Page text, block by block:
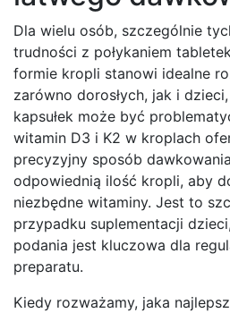
Dla wielu osób, szczególnie
trudności z połykaniem
formie kropli stanowi idealne
zarówno dorosłych, jak i
kapsułek może być
witamin D3 i K2 w kroplach
precyzyjny sposób
odpowiednią ilość kropli, aby
niezbędne witaminy. Jest to
przypadku suplementacji
podania jest kluczowa dla
preparatu.
Kiedy rozważamy, jaka